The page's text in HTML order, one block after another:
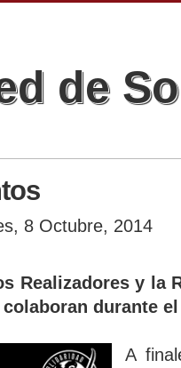
de
8 Octubre, 2014
Realizadores y la
durante el
A